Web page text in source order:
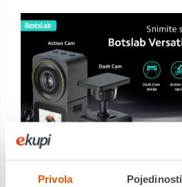
Privola Pojedinosti